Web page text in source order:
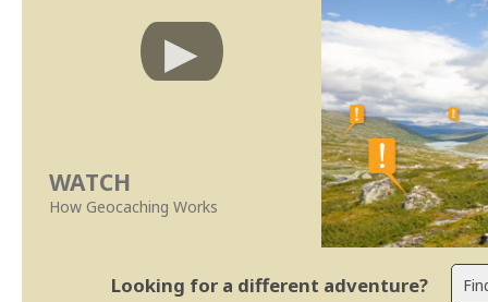
WATCH
How Geocaching Works
Looking for a different adventure?